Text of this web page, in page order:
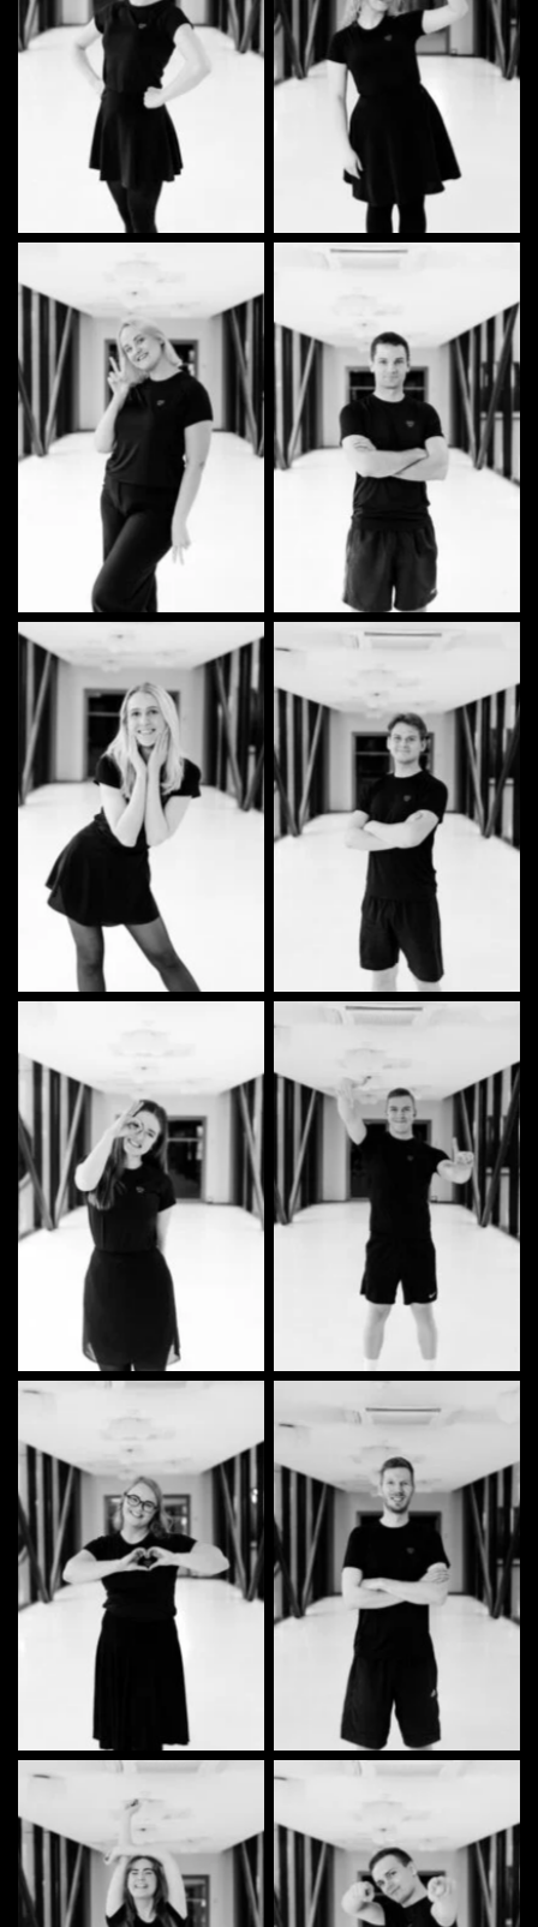
Tiiu Kivistik | Koreograaf,
lavastaja, projektijuht,
tantsija
Ulrika Saar | Kujundus,
turundus, sotsmeedia,
tantsija
Krista Koval | Turundus,
sotsmeedia
Andres Kivistik | Tehniline
tugi, laevameister
Marion Kiil | Tantsija Talis Petersell | Tantsija
Johanna Jakobi | Tantsija Kalev Eensaar | Tantsija
Kristin Parve | Tantsija Andreas Jürimäe | Tantsija